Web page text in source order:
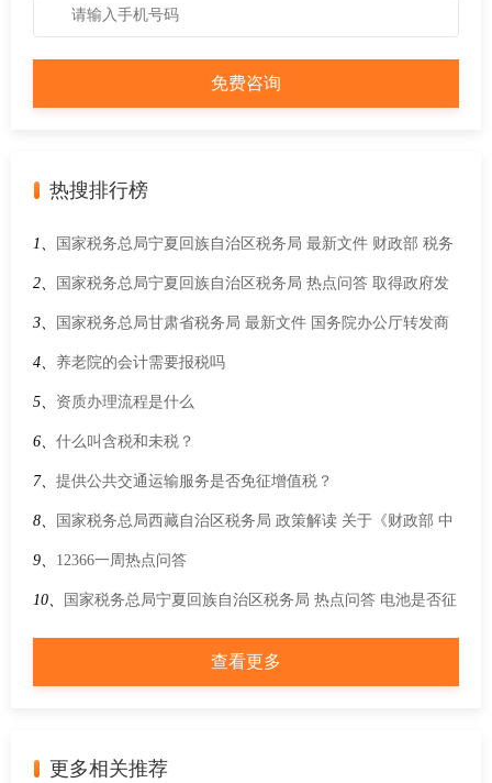
热搜排行榜
1、 国家税务总局宁夏回族自治区税务局 最新文件 财政部 税务
总局 水利部关于印发《水资源税改革试点实施办法》的通知
2、 国家税务总局宁夏回族自治区税务局 热点问答 取得政府发
放的财政补贴需要缴纳增值税吗？
3、 国家税务总局甘肃省税务局 最新文件 国务院办公厅转发商
务部《关于支持国际消费中心城市培育建设的若干措施》的通
知
4、 养老院的会计需要报税吗
5、 资质办理流程是什么
6、 什么叫含税和未税？
7、 提供公共交通运输服务是否免征增值税？
8、 国家税务总局西藏自治区税务局 政策解读 关于《财政部 中
国国家铁路集团有限公司关于铁路客运推广使用全面数字化的
电子发票的公告》的解读
9、 12366一周热点问答
10、 国家税务总局宁夏回族自治区税务局 热点问答 电池是否征
收消费税？
查看更多
更多相关推荐